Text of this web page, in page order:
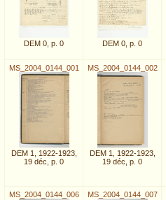
DEM 0, p. 0 DEM 0, p. 0
MS_2004_0144_001
DEM 1, 1922-1923,
19 déc, p. 0
MS_2004_0144_002
DEM 1, 1922-1923,
19 déc, p. 0
MS_2004_0144_006 MS_2004_0144_007